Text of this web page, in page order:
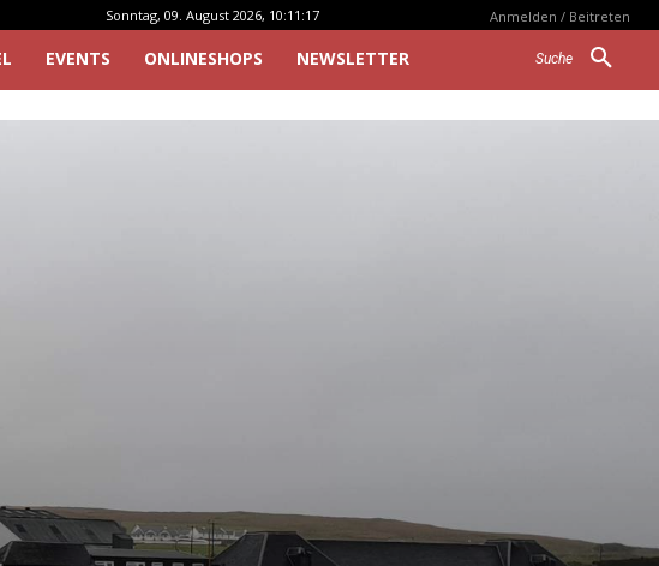
Sonntag, 09. August 2026, 10:11:17 Anmelden / Beitreten
Suche
EVENTS ONLINESHOPS NEWSLETTER